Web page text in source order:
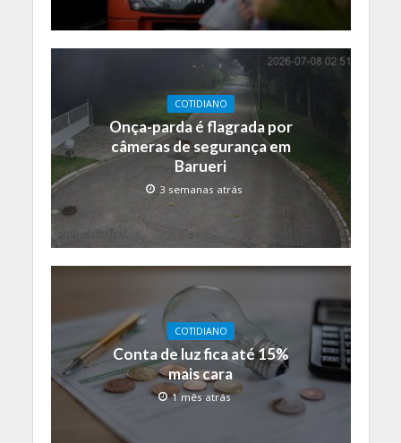
COTIDIANO
Onça-parda é flagrada por
câmeras de segurança em
Barueri
3 semanas atrás
COTIDIANO
Conta de luz fica até 15%
mais cara
1 mês atrás